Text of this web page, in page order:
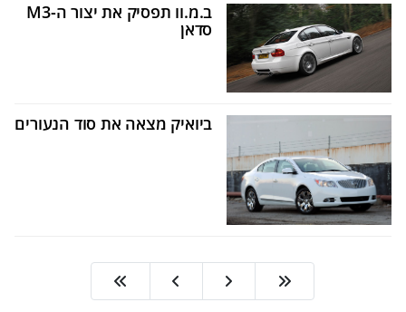
ב.מ.וו תפסיק את יצור ה-M3
סדאן
ביואיק מצאה את סוד הנעורים